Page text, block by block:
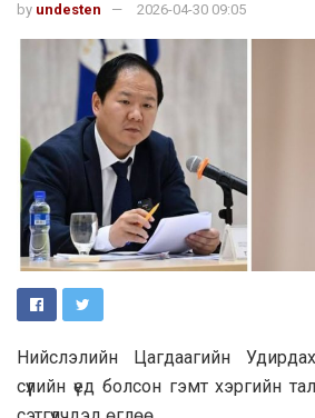
by undesten 2026-04-30 09:05
Нийслэлийн Цагдаагийн
сүүлийн үед болсон гэмт хэргийн